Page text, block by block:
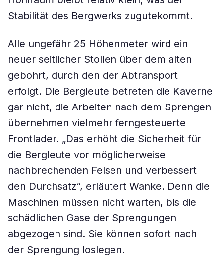
Stabilität des Bergwerks zugutekommt.
Alle ungefähr 25 Höhenmeter wird ein
neuer seitlicher Stollen über dem alten
gebohrt, durch den der Abtransport
erfolgt. Die Bergleute betreten die Kaverne
gar nicht, die Arbeiten nach dem Sprengen
übernehmen vielmehr ferngesteuerte
Frontlader. „Das erhöht die Sicherheit für
die Bergleute vor möglicherweise
nachbrechenden Felsen und verbessert
den Durchsatz“, erläutert Wanke. Denn die
Maschinen müssen nicht warten, bis die
schädlichen Gase der Sprengungen
abgezogen sind. Sie können sofort nach
der Sprengung loslegen.